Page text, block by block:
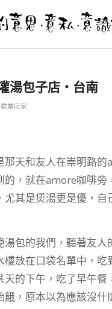
湯包子店‧台南
歇業店家
那天和友人在崇明路的
的，就在amore咖啡旁
尤其是煲湯更是優，自
湯包的我們，聽著友人
樓放在口袋名單中，吃
天的下午，吃了早午餐
餓，原本以為應該沒什